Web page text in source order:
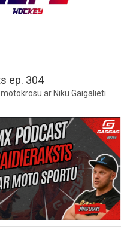
ep. 304
ar Niku Gaigalieti